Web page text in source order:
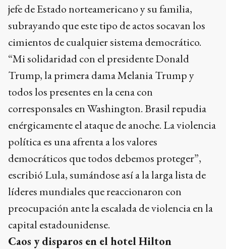
jefe de Estado norteamericano y su familia,
subrayando que este tipo de actos socavan los
cimientos de cualquier sistema democrático.
“Mi solidaridad con el presidente Donald
Trump, la primera dama Melania Trump y
todos los presentes en la cena con
corresponsales en Washington. Brasil repudia
enérgicamente el ataque de anoche. La violencia
política es una afrenta a los valores
democráticos que todos debemos proteger”,
escribió Lula, sumándose así a la larga lista de
líderes mundiales que reaccionaron con
preocupación ante la escalada de violencia en la
capital estadounidense.
Caos y disparos en el hotel Hilton